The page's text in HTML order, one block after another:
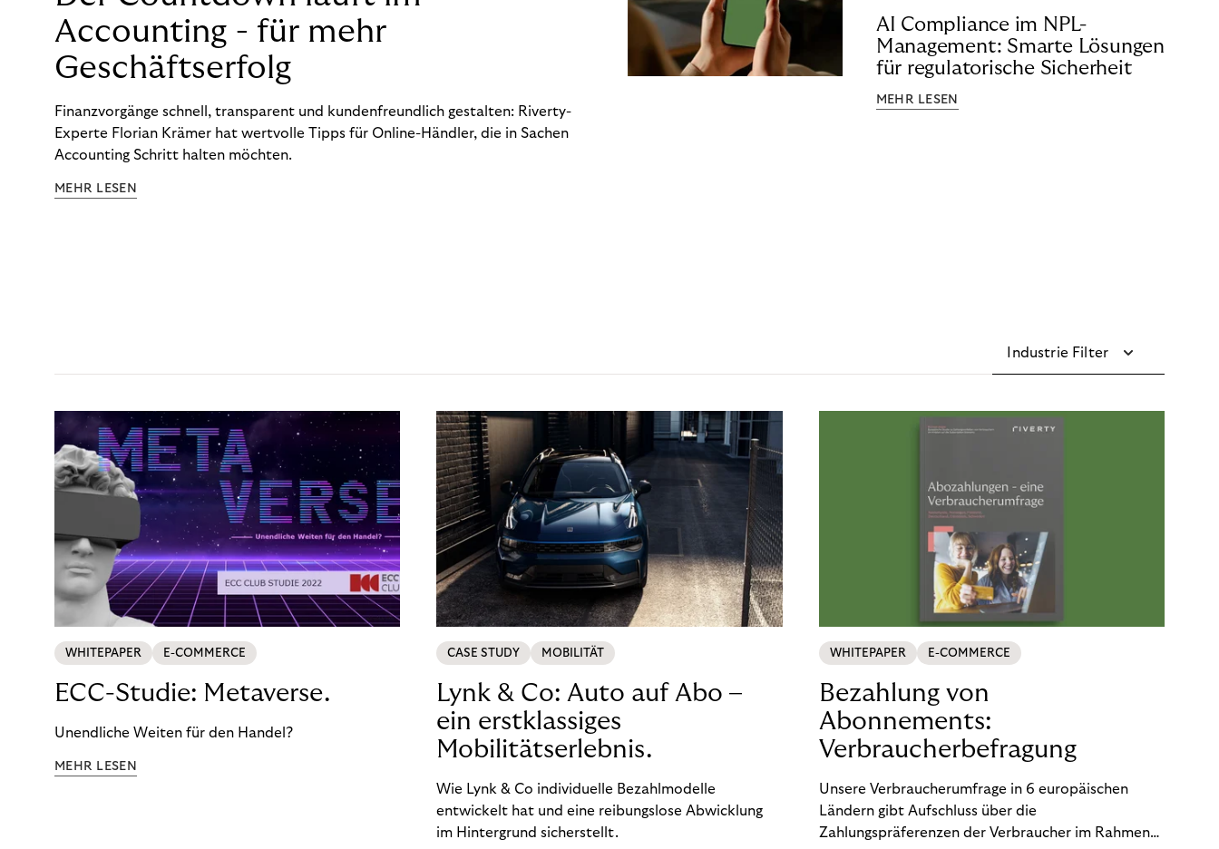
Accounting - für mehr
Geschäftserfolg
Finanzvorgänge schnell, transparent und kundenfreundlich gestalten: Riverty-
Experte Florian Krämer hat wertvolle Tipps für Online-Händler, die in Sachen
Accounting Schritt halten möchten.
MEHR LESEN
AI Compliance im NPL-
Management: Smarte Lösungen
für regulatorische Sicherheit
MEHR LESEN
Industrie Filter
WHITEPAPER E-COMMERCE
ECC-Studie: Metaverse.
Unendliche Weiten für den Handel?
MEHR LESEN
CASE STUDY MOBILITÄT
Lynk & Co: Auto auf Abo –
ein erstklassiges
Mobilitätserlebnis.
Wie Lynk & Co individuelle Bezahlmodelle
entwickelt hat und eine reibungslose Abwicklung
im Hintergrund sicherstellt.
WHITEPAPER E-COMMERCE
Bezahlung von
Abonnements:
Verbraucherbefragung
Unsere Verbraucherumfrage in 6 europäischen
Ländern gibt Aufschluss über die
Zahlungspräferenzen der Verbraucher im Rahmen